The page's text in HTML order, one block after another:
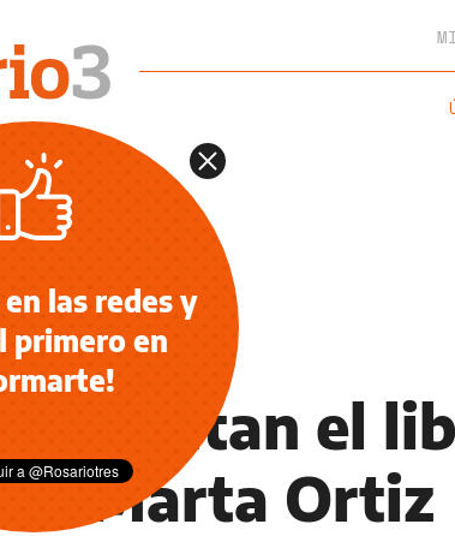
DEPORTES
Presentan el
de Marta Ortiz
las redes y
primero en